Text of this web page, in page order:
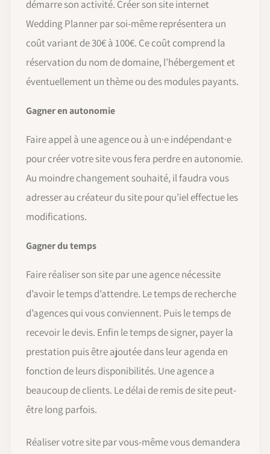
démarre son activité. Créer son site internet
Wedding Planner par soi-même représentera un
coût variant de 30€ à 100€. Ce coût comprend la
réservation du nom de domaine, l’hébergement et
éventuellement un thème ou des modules payants.
Gagner en autonomie
Faire appel à une agence ou à un·e indépendant·e
pour créer votre site vous fera perdre en autonomie.
Au moindre changement souhaité, il faudra vous
adresser au créateur du site pour qu’iel effectue les
modifications.
Gagner du temps
Faire réaliser son site par une agence nécessite
d’avoir le temps d’attendre. Le temps de recherche
d’agences qui vous conviennent. Puis le temps de
recevoir le devis. Enfin le temps de signer, payer la
prestation puis être ajoutée dans leur agenda en
fonction de leurs disponibilités. Une agence a
beaucoup de clients. Le délai de remis de site peut-
être long parfois.
Réaliser votre site par vous-même vous demandera